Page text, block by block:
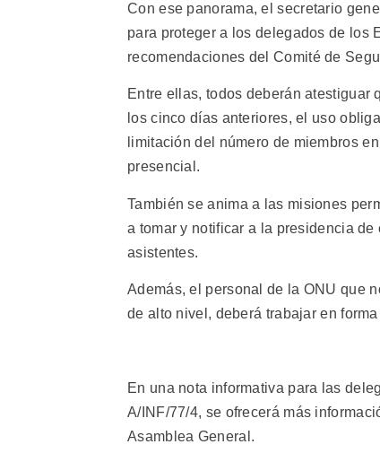
Con ese panorama, el secretario
para proteger a los delegados de los
recomendaciones del Comité de
Entre ellas, todos deberán atestiguar
los cinco días anteriores, el uso
limitación del número de miembros
presencial.
También se anima a las misiones
a tomar y notificar a la presidencia
asistentes.
Además, el personal de la ONU que
de alto nivel, deberá trabajar en
En una nota informativa para las
A/INF/77/4, se ofrecerá más
Asamblea General.